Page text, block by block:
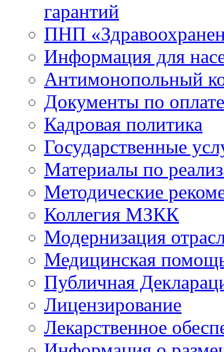
гарантий
ПНП
Информация для
Антимонопольный
Документы по
Кадровая политика
Государственные
Материалы по
Методические
Коллегия МЗКК
Модернизация
Медицинская
Публичная
Лицензирование
Лекарственное